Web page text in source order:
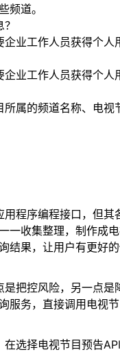
频道。
业工作人员获得个
业工作人员获得个
属的频道名称、电视
程序编程接口，但
一收集整理，制作成
果，让用户有更好的
把控风险，另一点
务，直接调用电视
选择电视节目预告